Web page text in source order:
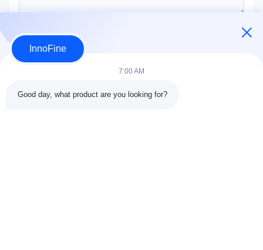
InnoFine
7:00 AM
Good day, what product are you looking for?